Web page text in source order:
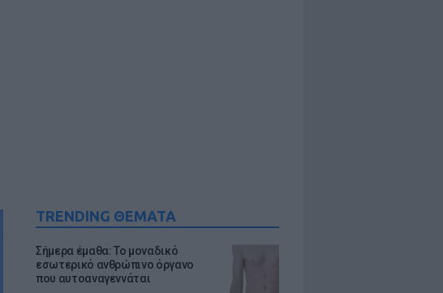
TRENDING ΘΕΜΑΤΑ
Σήμερα έμαθα: Το μοναδικό
εσωτερικό ανθρώπινο όργανο
που αυτοαναγεννάται